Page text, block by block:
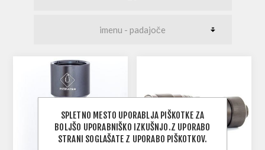
SPLETNO MESTO UPORABLJA PIŠKOTKE ZA
BOLJŠO UPORABNIŠKO IZKUŠNJO.Z UPORABO
STRANI SOGLAŠATE Z UPORABO PIŠKOTKOV.